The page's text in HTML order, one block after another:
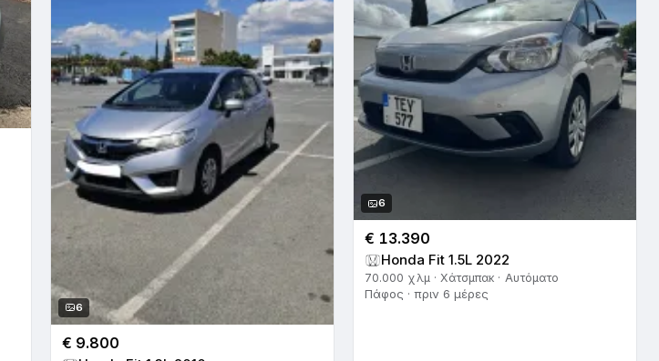
6
€ 9.800
6
€ 13.390
Honda Fit 1.5L 2022
70.000 χλμ · Χάτσμπακ · Αυτόματο
Πάφος · πριν 6 μέρες